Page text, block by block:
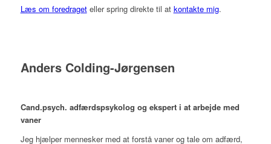
Læs om foredrageteller spring direkte til at kontakte mig.
Anders Colding-Jørgensen
Cand.psych. adfærdspsykolog og ekspert i at arbejde med
vaner
Jeg hjælper mennesker med at forstå vaner og tale om adfærd,